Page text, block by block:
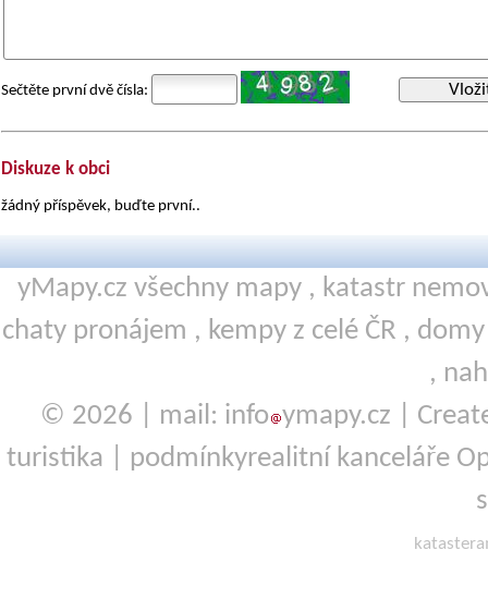
Sečtěte první dvě čísla:
Diskuze k obci
žádný příspěvek, buďte první..
yMapy.cz všechny mapy , katastr
chaty pronájem , kempy z celé ČR ,
,
© 2026 | mail: info ymapy.cz |
turistika
podmínkyrealitní kanceláře